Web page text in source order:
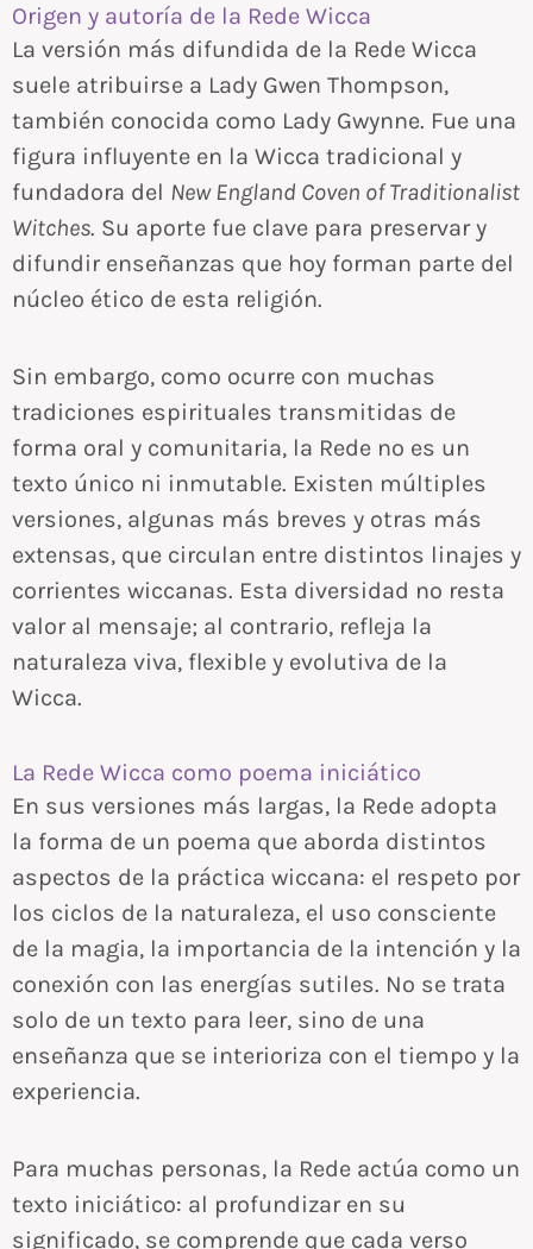
Origen y autoría de la Rede Wicca
La versión más difundida de la Rede Wicca
suele atribuirse a Lady Gwen Thompson,
también conocida como Lady Gwynne. Fue una
figura influyente en la Wicca tradicional y
fundadora del New England Coven of Traditionalist
Witches. Su aporte fue clave para preservar y
difundir enseñanzas que hoy forman parte del
núcleo ético de esta religión.
Sin embargo, como ocurre con muchas
tradiciones espirituales transmitidas de
forma oral y comunitaria, la Rede no es un
texto único ni inmutable. Existen múltiples
versiones, algunas más breves y otras más
extensas, que circulan entre distintos linajes y
corrientes wiccanas. Esta diversidad no resta
valor al mensaje; al contrario, refleja la
naturaleza viva, flexible y evolutiva de la
Wicca.
La Rede Wicca como poema iniciático
En sus versiones más largas, la Rede adopta
la forma de un poema que aborda distintos
aspectos de la práctica wiccana: el respeto por
los ciclos de la naturaleza, el uso consciente
de la magia, la importancia de la intención y la
conexión con las energías sutiles. No se trata
solo de un texto para leer, sino de una
enseñanza que se interioriza con el tiempo y la
experiencia.
Para muchas personas, la Rede actúa como un
texto iniciático: al profundizar en su
significado, se comprende que cada verso